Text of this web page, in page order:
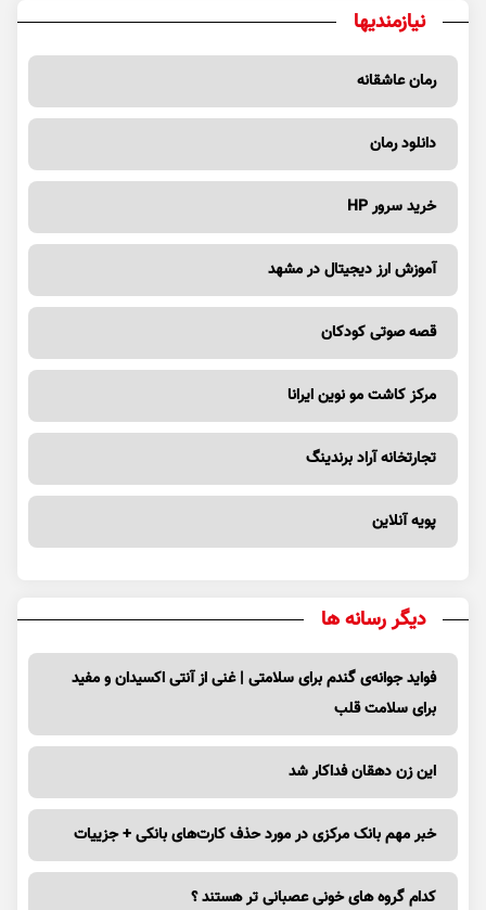
نیازمندیها
رمان عاشقانه
دانلود رمان
خرید سرور HP
آموزش ارز دیجیتال در مشهد
قصه صوتی کودکان
مرکز کاشت مو نوین ایرانا
تجارتخانه آراد برندینگ
پویه آنلاین
دیگر رسانه ها
فواید جوانه‌ی گندم برای سلامتی | غنی از آنتی اکسیدان و مفید
برای سلامت قلب
این زن دهقان فداکار شد
خبر مهم بانک مرکزی در مورد حذف کارت‌های بانکی + جزییات
کدام گروه های خونی عصبانی تر هستند ؟